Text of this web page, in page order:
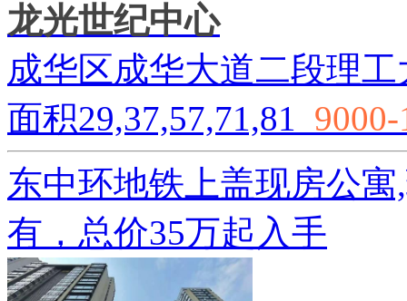
龙光世纪中心
成华区成华大道二段理
面积29,37,57,71,81
东中环️地铁上盖️现房公
有，总价️️35万起入手